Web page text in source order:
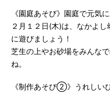
《園庭あそび》園庭で元気
２月１２日(木)は、なかよ
に遊びましょう！
芝生の上やお砂場をみんな
ね。
《制作あそび②》うれしい